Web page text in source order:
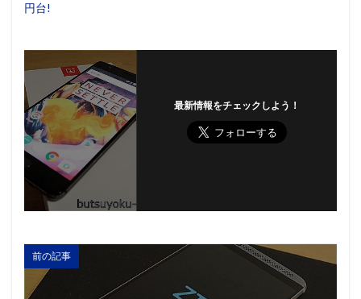
円台!
最新情報をチェックしよう！
前の記事